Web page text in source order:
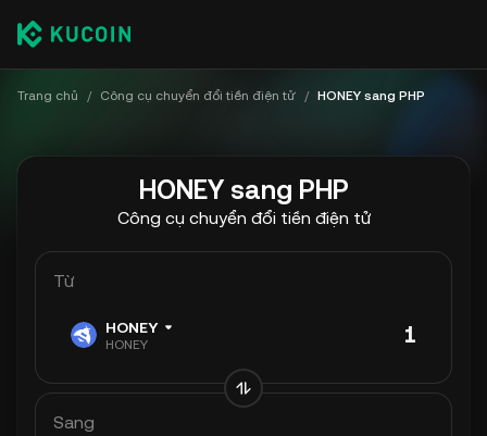
Trang chủ / Công cụ chuyển đổi tiền điện tử / HONEY sang PHP
HONEY sang PHP
Công cụ chuyển đổi tiền điện tử
Từ
HONEY
HONEY
Sang